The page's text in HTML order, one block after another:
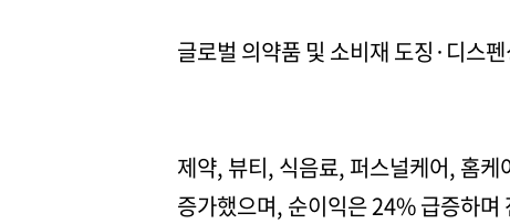
글로벌 의약품 및 소비재 도징·디스
제약, 뷰티, 식음료, 퍼스널케어, 홈
증가했으며, 순이익은 24% 급증하며